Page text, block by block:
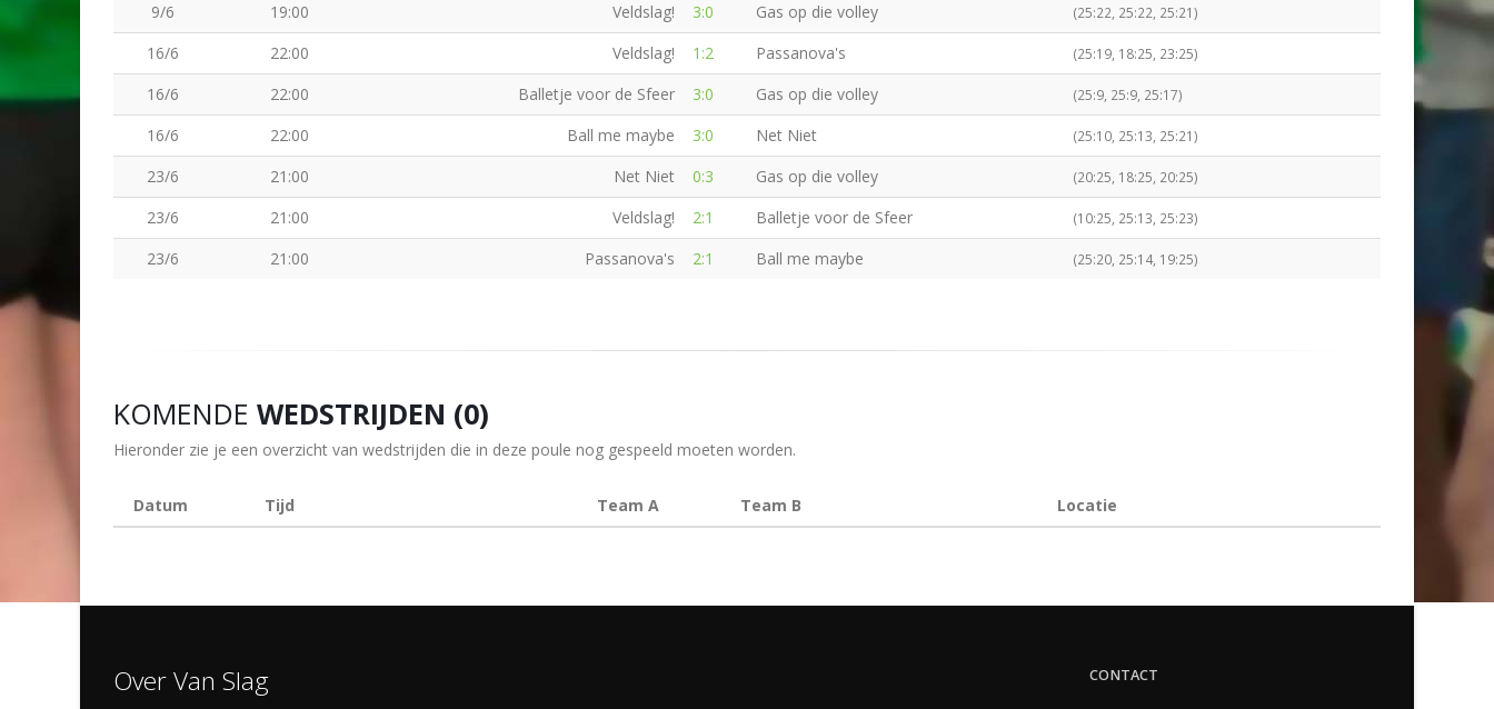
9/6 19:00 Veldslag! 3:0 Gas op die volley (25:22, 25:22, 25:21)
16/6 22:00 Veldslag! 1:2 Passanova's (25:19, 18:25, 23:25)
16/6 22:00 Balletje voor de Sfeer 3:0 Gas op die volley (25:9, 25:9, 25:17)
16/6 22:00 Ball me maybe 3:0 Net Niet (25:10, 25:13, 25:21)
23/6 21:00 Net Niet 0:3 Gas op die volley (20:25, 18:25, 20:25)
23/6 21:00 Veldslag! 2:1 Balletje voor de Sfeer (10:25, 25:13, 25:23)
23/6 21:00 Passanova's 2:1 Ball me maybe (25:20, 25:14, 19:25)
KOMENDE WEDSTRIJDEN (0)
Hieronder zie je een overzicht van wedstrijden die in deze poule nog gespeeld moeten worden.
Datum Tijd Team A Team B Locatie
Over Van Slag CONTACT